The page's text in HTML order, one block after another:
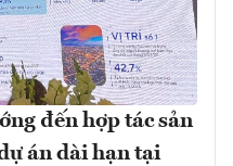
đến hợp tác sản
án dài hạn tại